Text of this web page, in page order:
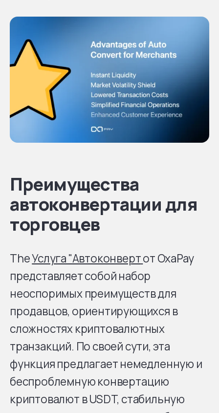
Преимущества
автоконвертации для
торговцев
TheУслуга "Автоконвертот OxaPay
представляет собой набор
неоспоримых преимуществ для
продавцов, ориентирующихся в
сложностях криптовалютных
транзакций. По своей сути, эта
функция предлагает немедленную и
беспроблемную конвертацию
криптовалют в USDT, стабильную